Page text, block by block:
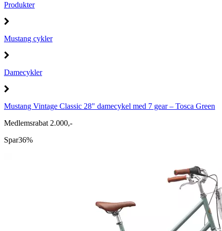
Produkter
Mustang cykler
Damecykler
Mustang Vintage Classic 28" damecykel med 7 gear – Tosca Green
Medlemsrabat 2.000,-
Spar36%